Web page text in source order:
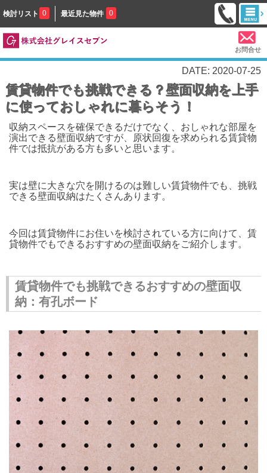
検討リスト 0 最近見た物件 0
お問合せ
DATE: 2020-07-25
賃貸物件でも挑戦できる？壁面収納を上手
に使っておしゃれに暮らそう！
収納スペースを確保できるだけでなく、おしゃれな部屋を
演出できる壁面収納ですが、原状回復を求められる賃貸物
件では抵抗がある方も多いと思います。
実は壁に大きな穴を開けるのは難しい賃貸物件でも、挑戦
できる壁面収納はたくさんあります。
今回は賃貸物件にお住いを検討されている方に向けて、賃
貸物件でもできるおすすめの壁面収納をご紹介します。
賃貸物件でも挑戦できるおすすめの壁面収
納：有孔ボード